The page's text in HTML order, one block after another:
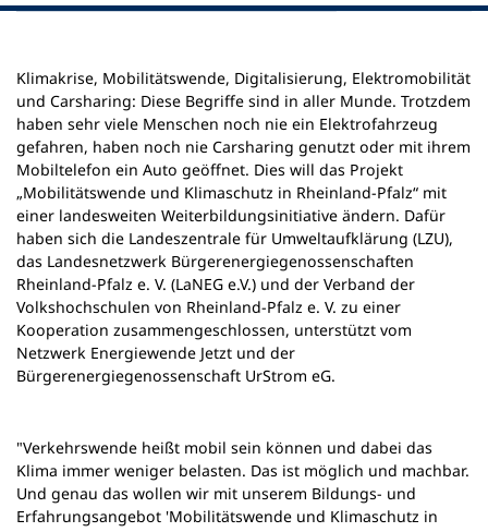
i
Klimakrise, Mobilitätswende, Digitalisierung, Elektromobilität
und Carsharing: Diese Begriffe sind in aller Munde. Trotzdem
haben sehr viele Menschen noch nie ein Elektrofahrzeug
gefahren, haben noch nie Carsharing genutzt oder mit ihrem
Mobiltelefon ein Auto geöffnet. Dies will das Projekt
„Mobilitätswende und Klimaschutz in Rheinland-Pfalz“ mit
einer landesweiten Weiterbildungsinitiative ändern. Dafür
haben sich die Landeszentrale für Umweltaufklärung (LZU),
das Landesnetzwerk Bürgerenergiegenossenschaften
Rheinland-Pfalz e. V. (LaNEG e.V.) und der Verband der
Volkshochschulen von Rheinland-Pfalz e. V. zu einer
Kooperation zusammengeschlossen, unterstützt vom
Netzwerk Energiewende Jetzt und der
Bürgerenergiegenossenschaft UrStrom eG.
"Verkehrswende heißt mobil sein können und dabei das
Klima immer weniger belasten. Das ist möglich und machbar.
Und genau das wollen wir mit unserem Bildungs- und
Erfahrungsangebot 'Mobilitätswende und Klimaschutz in